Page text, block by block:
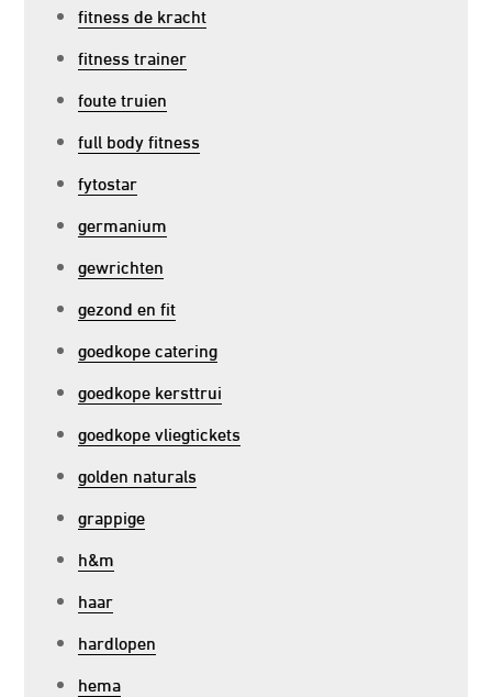
fitness de kracht
fitness trainer
foute truien
full body fitness
fytostar
germanium
gewrichten
gezond en fit
goedkope catering
goedkope kersttrui
goedkope vliegtickets
golden naturals
grappige
h&m
haar
hardlopen
hema